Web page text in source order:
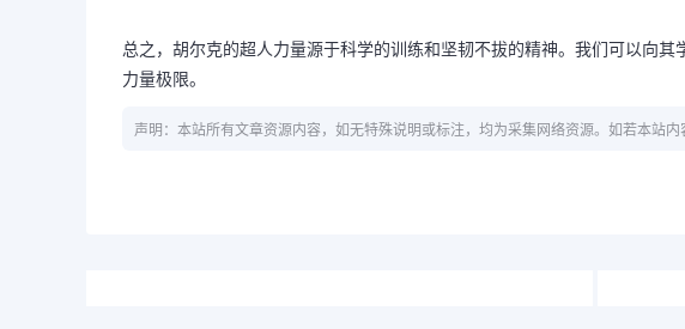
总之，胡尔克的超人力量源于科学的训练和坚韧不拔的精神。我们可以向
力量极限。
声明：本站所有文章资源内容，如无特殊说明或标注，均为采集网络资源。如若本站内